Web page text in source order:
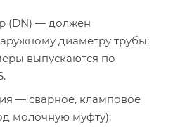
(DN) — должен
диаметру трубы;
выпускаются по
— сварное, кламповое
молочную муфту);